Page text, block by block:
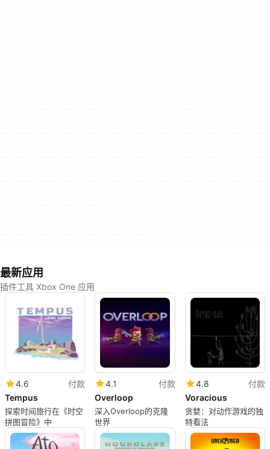
最新应用
插件工具 Xbox One 应用
4.6
付款
Tempus
探索时间旅行在《时空
拼图冒险》中
4.1
付款
Overloop
深入Overloop的克隆
世界
4.8
付款
Voracious
贪婪：对动作游戏的独
特看法